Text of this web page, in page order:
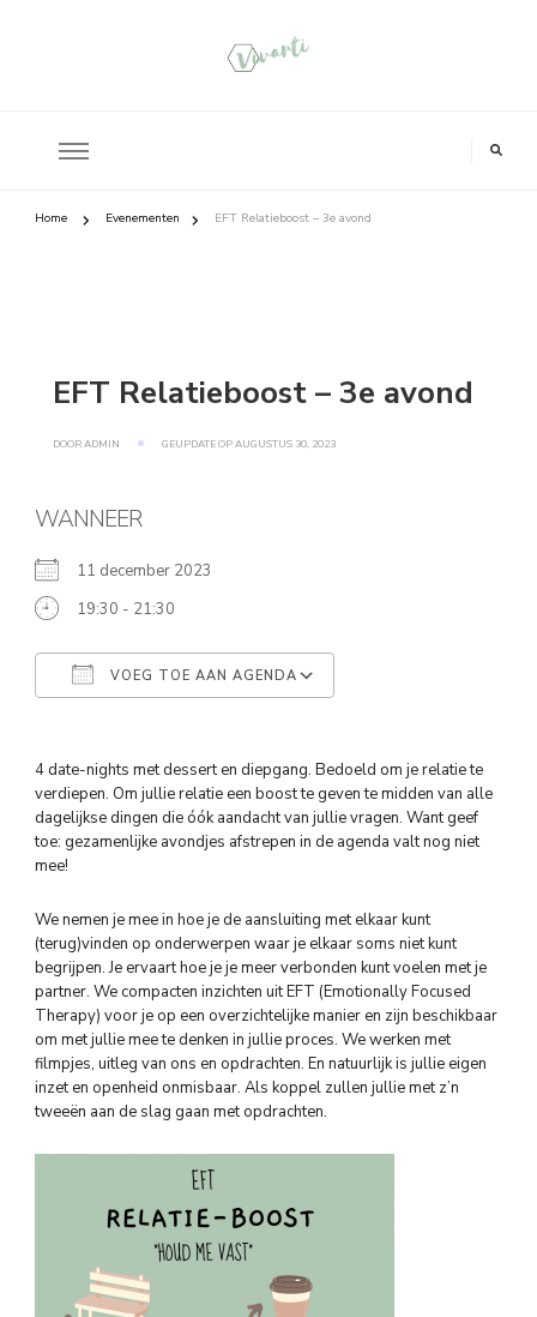
Home Evenementen EFT Relatieboost – 3e avond
EFT Relatieboost – 3e avond
DOORADMIN GEUPDATE OPAUGUSTUS 30, 2023
WANNEER
11 december 2023
19:30 - 21:30
VOEG TOE AAN AGENDA
4 date-nights met dessert en diepgang. Bedoeld om je relatie te
verdiepen. Om jullie relatie een boost te geven te midden van alle
dagelijkse dingen die óók aandacht van jullie vragen. Want geef
toe: gezamenlijke avondjes afstrepen in de agenda valt nog niet
mee!
We nemen je mee in hoe je de aansluiting met elkaar kunt
(terug)vinden op onderwerpen waar je elkaar soms niet kunt
begrijpen. Je ervaart hoe je je meer verbonden kunt voelen met je
partner. We compacten inzichten uit EFT (Emotionally Focused
Therapy) voor je op een overzichtelijke manier en zijn beschikbaar
om met jullie mee te denken in jullie proces. We werken met
filmpjes, uitleg van ons en opdrachten. En natuurlijk is jullie eigen
inzet en openheid onmisbaar. Als koppel zullen jullie met z’n
tweeën aan de slag gaan met opdrachten.